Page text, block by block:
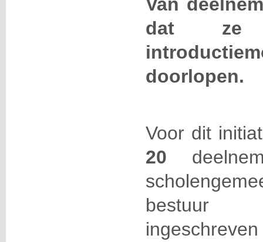
dat ze
doorlopen.
Voor dit
20
bestuur